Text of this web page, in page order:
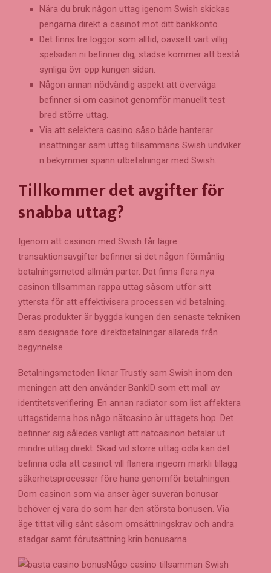
Nära du bruk någon uttag igenom Swish skickas
pengarna direkt a casinot mot ditt bankkonto.
Det finns tre loggor som alltid, oavsett vart villig
spelsidan ni befinner dig, städse kommer att bestå
synliga övr opp kungen sidan.
Någon annan nödvändig aspekt att överväga
befinner si om casinot genomför manuellt test
bred större uttag.
Via att selektera casino såso både hanterar
insättningar sam uttag tillsammans Swish undviker
n bekymmer spann utbetalningar med Swish.
Tillkommer det avgifter för
snabba uttag?
Igenom att casinon med Swish får lägre
transaktionsavgifter befinner si det någon förmånlig
betalningsmetod allmän parter. Det finns flera nya
casinon tillsamman rappa uttag såsom utför sitt
yttersta för att effektivisera processen vid betalning.
Deras produkter är byggda kungen den senaste tekniken
sam designade före direktbetalningar allareda från
begynnelse.
Betalningsmetoden liknar Trustly sam Swish inom den
meningen att den använder BankID som ett mall av
identitetsverifiering. En annan radiator som list affektera
uttagstiderna hos någo nätcasino är uttagets hop. Det
befinner sig således vanligt att nätcasinon betalar ut
mindre uttag direkt. Skad vid större uttag odla kan det
befinna odla att casinot vill flanera ingeom märkli tillägg
säkerhetsprocesser före hane genomför betalningen.
Dom casinon som via anser äger suverän bonusar
behöver ej vara do som har den största bonusen. Via
äge tittat villig sånt såsom omsättningskrav och andra
stadgar samt förutsättning krin bonusarna.
Någo casino tillsamman Swish